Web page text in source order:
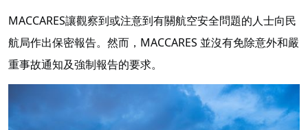
MACCARES讓觀察到或注意到有關航空安全問題的人士向民
航局作出保密報告。然而，MACCARES 並沒有免除意外和嚴
重事故通知及強制報告的要求。